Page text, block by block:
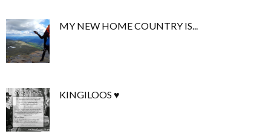
MY NEW HOME COUNTRY IS...
KINGILOOS ♥